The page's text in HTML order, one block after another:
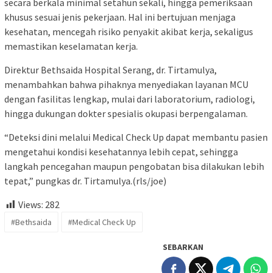
khusus sesuai jenis pekerjaan. Hal ini bertujuan menjaga
kesehatan, mencegah risiko penyakit akibat kerja, sekaligus
memastikan keselamatan kerja.
Direktur Bethsaida Hospital Serang, dr. Tirtamulya,
menambahkan bahwa pihaknya menyediakan layanan MCU
dengan fasilitas lengkap, mulai dari laboratorium, radiologi,
hingga dukungan dokter spesialis okupasi berpengalaman.
“Deteksi dini melalui Medical Check Up dapat membantu pasien
mengetahui kondisi kesehatannya lebih cepat, sehingga
langkah pencegahan maupun pengobatan bisa dilakukan lebih
tepat,” pungkas dr. Tirtamulya.(rls/joe)
Views: 282
#Bethsaida #Medical Check Up
SEBARKAN